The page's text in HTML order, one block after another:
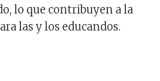
lo que contribuyen a la
las y los educandos.